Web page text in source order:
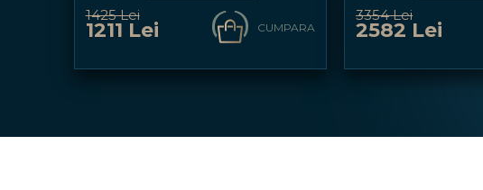
1425 Lei
1211 Lei CUMPARA
3354 Lei
2582 Lei